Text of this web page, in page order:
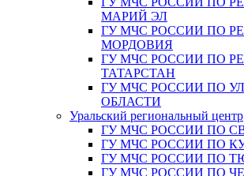
МАРИЙ ЭЛ
ГУ МЧС РОССИИ ПО
МОРДОВИЯ
ГУ МЧС РОССИИ ПО
ТАТАРСТАН
ГУ МЧС РОССИИ ПО
ОБЛАСТИ
Уральский региональный центр
ГУ МЧС РОССИИ ПО
ГУ МЧС РОССИИ ПО
ГУ МЧС РОССИИ ПО
ГУ МЧС РОССИИ ПО